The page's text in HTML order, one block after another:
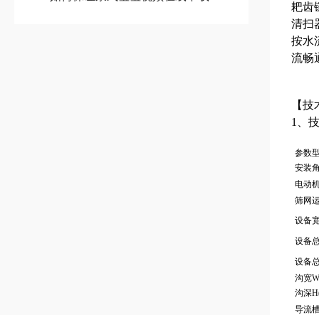
耙齿
清扫
按水
流畅
【
1、
参数
安装
电动
筛网
设备
设备
设备
沟宽
沟深
导流